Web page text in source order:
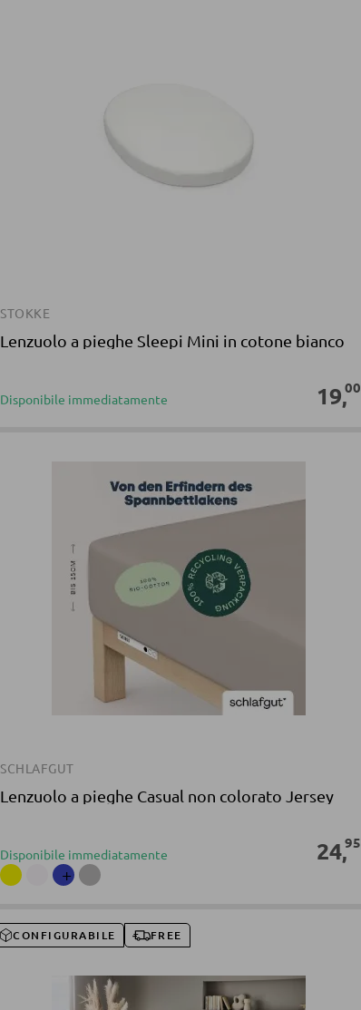
STOKKE
Lenzuolo a pieghe Sleepi Mini in cotone bianco
Disponibile immediatamente 19,00
SCHLAFGUT
Lenzuolo a pieghe Casual non colorato Jersey
Disponibile immediatamente 24,95
+
CONFIGURABILE FREE